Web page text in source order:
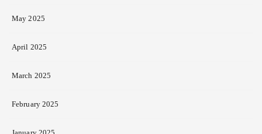
May 2025
April 2025
March 2025
February 2025